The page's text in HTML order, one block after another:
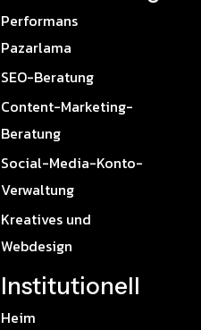
Performans
Pazarlama
SEO-Beratung
Content-Marketing-
Beratung
Social-Media-Konto-
Verwaltung
Kreatives und
Webdesign
Institutionell
Heim